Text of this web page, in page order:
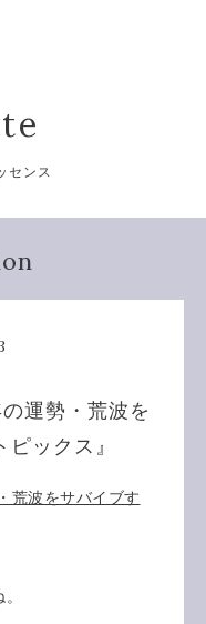
センス
運勢・荒波を
ックス』
荒波をサバイブす